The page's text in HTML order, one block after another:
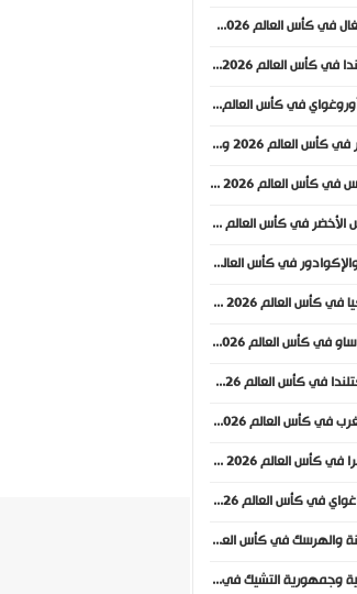
موعد مباراة فرنسا والسنغال في كأس العالم 2026 والقنوات الناقلة
موعد مباراة إيران ونيوزيلندا في كأس العالم 2026 والقنوات الناقلة
موعد مباراة السعودية وأوروغواي في كأس العالم 2026 والقنوات الناقلة
موعد مباراة بلجيكا ومصر في كأس العالم 2026 والقنوات الناقلة
موعد مباراة السويد وتونس في كأس العالم 2026 والقنوات الناقلة
موعد مباراة إسبانيا والرأس الأخضر في كأس العالم 2026 والقنوات الناقلة
موعد مباراة ساحل العاج والإكوادور في كأس العالم 2026 والقنوات الناقلة
موعد مباراة أستراليا وتركيا في كأس العالم 2026 والقنوات الناقلة
موعد مباراة ألمانيا وكوراساو في كأس العالم 2026 والقنوات الناقلة
موعد مباراة هايتي واسكتلندا في كأس العالم 2026 والقنوات الناقلة
موعد مباراة البرازيل والمغرب في كأس العالم 2026 والقنوات الناقلة
موعد مباراة قطر وسويسرا في كأس العالم 2026 والقنوات الناقلة
موعد مباراة أمريكا والباراغواي في كأس العالم 2026 والقنوات الناقلة
موعد مباراة كندا والبوسنة والهرسك في كأس العالم 2026 والقنوات الناقلة
موعد مباراة كوريا الجنوبية وجمهورية التشيك في كأس العالم 2026 والقنوات الناقلة